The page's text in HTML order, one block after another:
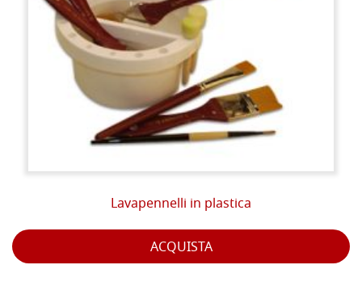
Lavapennelli in plastica
ACQUISTA